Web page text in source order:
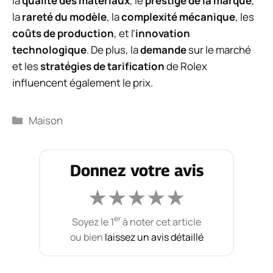
larareté du modèle, lacomplexité mécanique, les
coûts de production, et l’innovation
technologique. De plus, lademandesur le marché
et lesstratégies de tarificationde Rolex
influencent également le prix.
Catégories
Maison
Donnez votre avis
★★★★★
Soyez le 1erà noter cet article
ou bien laissez un avis détaillé